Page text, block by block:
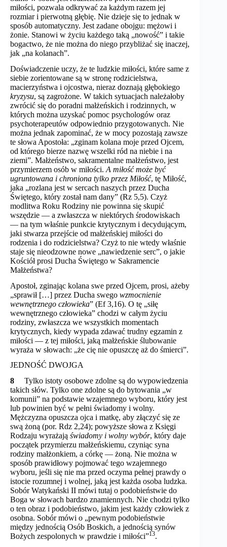
miłości, pozwala odkrywać za każdym razem jej
rozmiar i pierwotną głębię. Nie dzieje się to jednak w
sposób automatyczny. Jest zadane obojgu: mężowi i
żonie. Stanowi w życiu każdego taką „nowość” i takie
bogactwo, że nie można do niego przybliżać się inaczej,
jak „na kolanach”.
Doświadczenie uczy, że te ludzkie miłości, które same z
siebie zorientowane są w stronę rodzicielstwa,
macierzyństwa i ojcostwa, nieraz doznają głębokiego
kryzysu, są zagrożone. W takich sytuacjach należałoby
zwrócić się do poradni małżeńskich i rodzinnych, w
których można uzyskać pomoc psychologów oraz
psychoterapeutów odpowiednio przygotowanych. Nie
można jednak zapominać, że w mocy pozostają zawsze
te słowa Apostoła: „zginam kolana moje przed Ojcem,
od którego bierze nazwę wszelki ród na niebie i na
ziemi”. Małżeństwo, sakramentalne małżeństwo, jest
przymierzem osób w miłości. A miłość może być
ugruntowana i chroniona tylko przez Miłość, tę Miłość,
jaka „rozlana jest w sercach naszych przez Ducha
Świętego, który został nam dany” (Rz 5,5). Czyż
modlitwa Roku Rodziny nie powinna się skupić
wszędzie — a zwłaszcza w niektórych środowiskach
— na tym właśnie punkcie krytycznym i decydującym,
jaki stwarza przejście od małżeńskiej miłości do
rodzenia i do rodzicielstwa? Czyż to nie wtedy właśnie
staje się nieodzowne nowe „nawiedzenie serc”, o jakie
Kościół prosi Ducha Świętego w Sakramencie
Małżeństwa?
Apostoł, zginając kolana swe przed Ojcem, prosi, ażeby
„sprawił […] przez Ducha swego wzmocnienie
wewnętrznego człowieka” (Ef 3,16). O tę „siłę
wewnętrznego człowieka” chodzi w całym życiu
rodziny, zwłaszcza we wszystkich momentach
krytycznych, kiedy wypada zdawać trudny egzamin z
miłości — z tej miłości, jaką małżeńskie ślubowanie
wyraża w słowach: „że cię nie opuszczę aż do śmierci”.
JEDNOŚĆ DWOJGA
8 Tylko istoty osobowe zdolne są do wypowiedzenia
takich słów. Tylko one zdolne są do bytowania „w
komunii” na podstawie wzajemnego wyboru, który jest
lub powinien być w pełni świadomy i wolny.
Mężczyzna opuszcza ojca i matkę, aby złączyć się ze
swą żoną (por. Rdz 2,24); powyższe słowa z Księgi
Rodzaju wyrażają świadomy i wolny wybór, który daje
początek przymierzu małżeńskiemu, czyniąc syna
rodziny małżonkiem, a córkę — żoną. Nie można w
sposób prawidłowy pojmować tego wzajemnego
wyboru, jeśli się nie ma przed oczyma pełnej prawdy o
istocie rozumnej i wolnej, jaką jest każda osoba ludzka.
Sobór Watykański II mówi tutaj o podobieństwie do
Boga w słowach bardzo znamiennych. Nie chodzi tylko
o ten obraz i podobieństwo, jakim jest każdy człowiek z
osobna. Sobór mówi o „pewnym podobieństwie
między jednością Osób Boskich, a jednością synów
Bożych zespolonych w prawdzie i miłości”13.